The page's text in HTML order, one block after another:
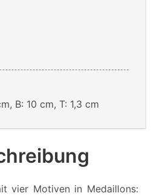
B: 10 cm, T: 1,3 cm
vier Motiven in Medaillons: